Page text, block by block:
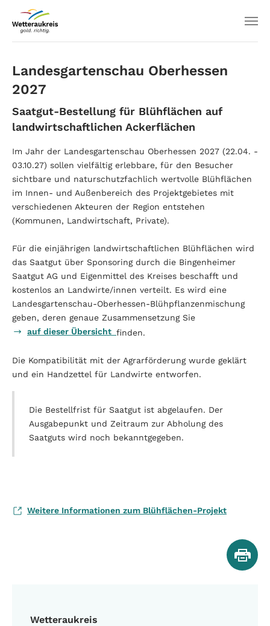
Wetteraukreis
Landesgartenschau Oberhessen
2027
Saatgut-Bestellung für Blühflächen auf
landwirtschaftlichen Ackerflächen
Im Jahr der Landesgartenschau Oberhessen 2027 (22.04. -
03.10.27) sollen vielfältig erlebbare, für den Besucher
sichtbare und naturschutzfachlich wertvolle Blühflächen
im Innen- und Außenbereich des Projektgebietes mit
verschiedenen Akteuren der Region entstehen
(Kommunen, Landwirtschaft, Private).
Für die einjährigen landwirtschaftlichen Blühflächen wird
das Saatgut über Sponsoring durch die Bingenheimer
Saatgut AG und Eigenmittel des Kreises beschafft und
kostenlos an Landwirte/innen verteilt. Es wird eine
Landesgartenschau-Oberhessen-Blühpflanzenmischung
geben, deren genaue Zusammensetzung Sie
auf dieser Übersicht finden.
Die Kompatibilität mit der Agrarförderung wurde geklärt
und ein Handzettel für Landwirte entworfen.
Die Bestellfrist für Saatgut ist abgelaufen. Der
Ausgabepunkt und Zeitraum zur Abholung des
Saatguts wird noch bekanntgegeben.
Weitere Informationen zum Blühflächen-Projekt